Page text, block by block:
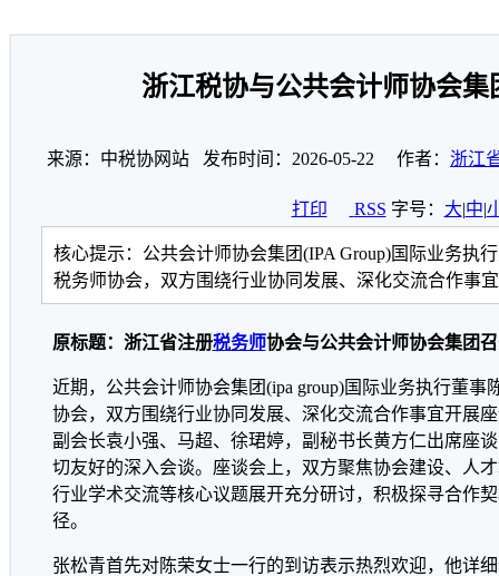
浙江税协与公共会计师协会集
来源：中税协网站 发布时间：2026-05-22 作者： 浙江
打印 RSS 字号： 大|中|
核心提示：公共会计师协会集团(IPA Group)国际业务执
税务师协会，双方围绕行业协同发展、深化交流合作事
原标题：浙江省注册税务师协会与公共会计师协会集团
近期，公共会计师协会集团(ipa group)国际业务执行董事
协会，双方围绕行业协同发展、深化交流合作事宜开展
副会长袁小强、马超、徐珺婷，副秘书长黄方仁出席座
切友好的深入会谈。座谈会上，双方聚焦协会建设、人
行业学术交流等核心议题展开充分研讨，积极探寻合作
径。
张松青首先对陈荣女士一行的到访表示热烈欢迎，他详